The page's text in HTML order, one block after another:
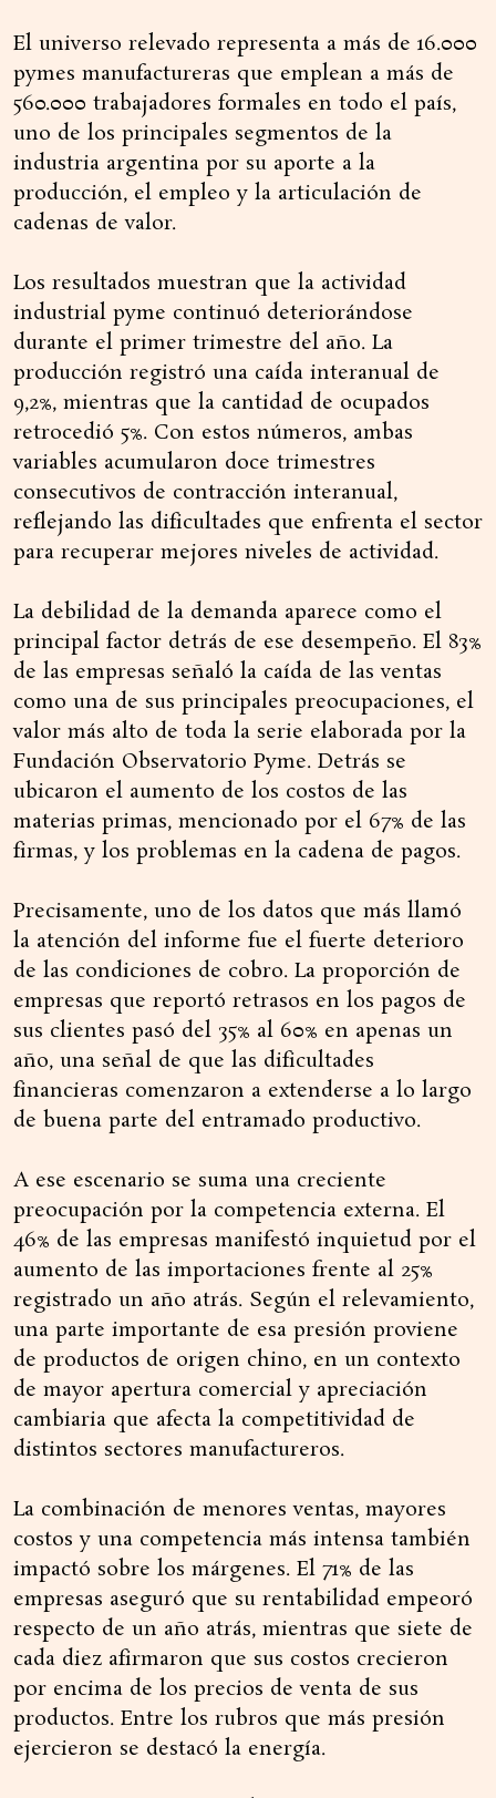
El universo relevado representa a más de 16.000
pymes manufactureras que emplean a más de
560.000 trabajadores formales en todo el país,
uno de los principales segmentos de la
industria argentina por su aporte a la
producción, el empleo y la articulación de
cadenas de valor.
Los resultados muestran que la actividad
industrial pyme continuó deteriorándose
durante el primer trimestre del año. La
producción registró una caída interanual de
9,2%, mientras que la cantidad de ocupados
retrocedió 5%. Con estos números, ambas
variables acumularon doce trimestres
consecutivos de contracción interanual,
reflejando las dificultades que enfrenta el sector
para recuperar mejores niveles de actividad.
La debilidad de la demanda aparece como el
principal factor detrás de ese desempeño. El 83%
de las empresas señaló la caída de las ventas
como una de sus principales preocupaciones, el
valor más alto de toda la serie elaborada por la
Fundación Observatorio Pyme. Detrás se
ubicaron el aumento de los costos de las
materias primas, mencionado por el 67% de las
firmas, y los problemas en la cadena de pagos.
Precisamente, uno de los datos que más llamó
la atención del informe fue el fuerte deterioro
de las condiciones de cobro. La proporción de
empresas que reportó retrasos en los pagos de
sus clientes pasó del 35% al 60% en apenas un
año, una señal de que las dificultades
financieras comenzaron a extenderse a lo largo
de buena parte del entramado productivo.
A ese escenario se suma una creciente
preocupación por la competencia externa. El
46% de las empresas manifestó inquietud por el
aumento de las importaciones frente al 25%
registrado un año atrás. Según el relevamiento,
una parte importante de esa presión proviene
de productos de origen chino, en un contexto
de mayor apertura comercial y apreciación
cambiaria que afecta la competitividad de
distintos sectores manufactureros.
La combinación de menores ventas, mayores
costos y una competencia más intensa también
impactó sobre los márgenes. El 71% de las
empresas aseguró que su rentabilidad empeoró
respecto de un año atrás, mientras que siete de
cada diez afirmaron que sus costos crecieron
por encima de los precios de venta de sus
productos. Entre los rubros que más presión
ejercieron se destacó la energía.